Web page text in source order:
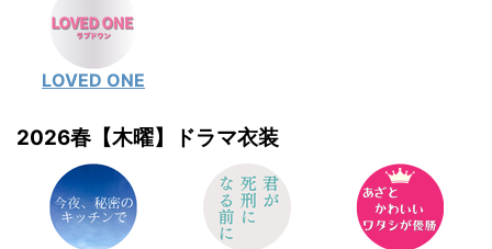
LOVED ONE
2026春【木曜】ドラマ衣装